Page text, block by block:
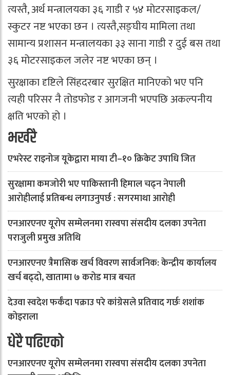
त्यस्तै, अर्थ मन्त्रालयका ३६ गाडी र ५४ मोटरसाइकल/
स्कुटर नष्ट भएका छन । त्यस्तै,सङ्घीय मामिला तथा
सामान्य प्रशासन मन्त्रालयका ३३ साना गाडी र दुई बस तथा
३६ मोटरसाइकल जलेर नष्ट भएका छन् ।
सुरक्षाका दृष्टिले सिंहदरबार सुरक्षित मानिएको भए पनि
त्यही परिसर नै तोडफोड र आगजनी भएपछि अकल्पनीय
क्षति भएको हो ।
भर्खरै
एभरेस्ट राइनोज यूकेद्वारा माया टी–१० क्रिकेट उपाधि जित
सुरक्षामा कमजोरी भए पाकिस्तानी हिमाल चढ्न नेपाली
आरोहीलाई प्रतिबन्ध लगाउनुपर्छ : सगरमाथा आरोही
एनआरएनए यूरोप सम्मेलनमा रास्वपा संसदीय दलका उपनेता
पराजुली प्रमुख अतिथि
एनआरएनए त्रैमासिक खर्च विवरण सार्वजनिक: केन्द्रीय कार्यालय
खर्च बढ्दो, खातामा ७ करोड मात्र बचत
देउवा स्वदेश फर्कँदा पक्राउ परे कांग्रेसले प्रतिवाद गर्छः शशांक
कोइराला
धेरै पढिएको
एनआरएनए यूरोप सम्मेलनमा रास्वपा संसदीय दलका उपनेता